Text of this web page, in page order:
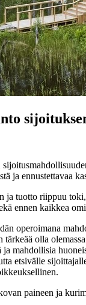
ja ennustettavaa
ja tuotto riippuu
ennen kaikkea
operoimana
tärkeää olla
mahdollisia
etsivälle
paineen ja